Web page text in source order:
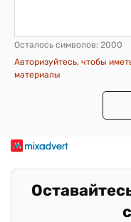
Осталось символов: 2000
Авторизуйтесь, чтобы
материалы